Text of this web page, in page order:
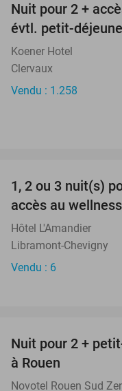
Nuit pour 2 +
évtl. petit-
Koener Hotel
Clervaux
Vendu : 1.258
TODAY
1, 2 ou 3 nuit(s)
accès au
Hôtel L'Amandier
Libramont-Chevigny
Vendu : 6
Nuit pour 2 +
à Rouen
Novotel Rouen Sud